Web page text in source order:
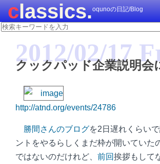
classics.oqunoの日記/Blog
2012/02/17
クックパッド企業説明会
http://atnd.org/events/24786
勝間さんのブログを2日遅れくらい
ントをやるらしくまだ枠が開いていた
ではないのだけれど、 前回挨拶もして